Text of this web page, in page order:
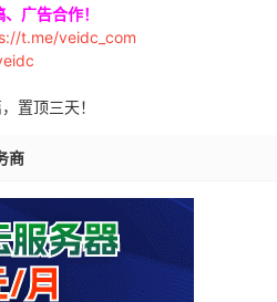
广告合作！
t.me/veidc_com
置顶三天！
商